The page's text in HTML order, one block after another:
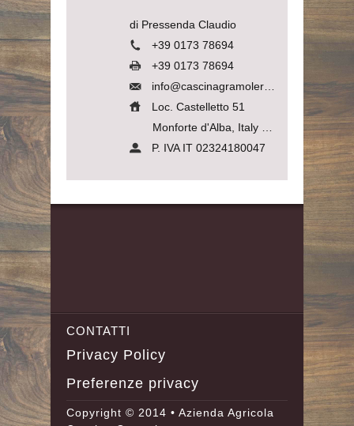
di Pressenda Claudio
+39 0173 78694
+39 0173 78694
info@cascinagramolere.com
Loc. Castelletto 51
Monforte d'Alba, Italy
P. IVA IT 02324180047
CONTATTI
Privacy Policy
Preferenze privacy
Copyright © 2014 • Azienda Agricola